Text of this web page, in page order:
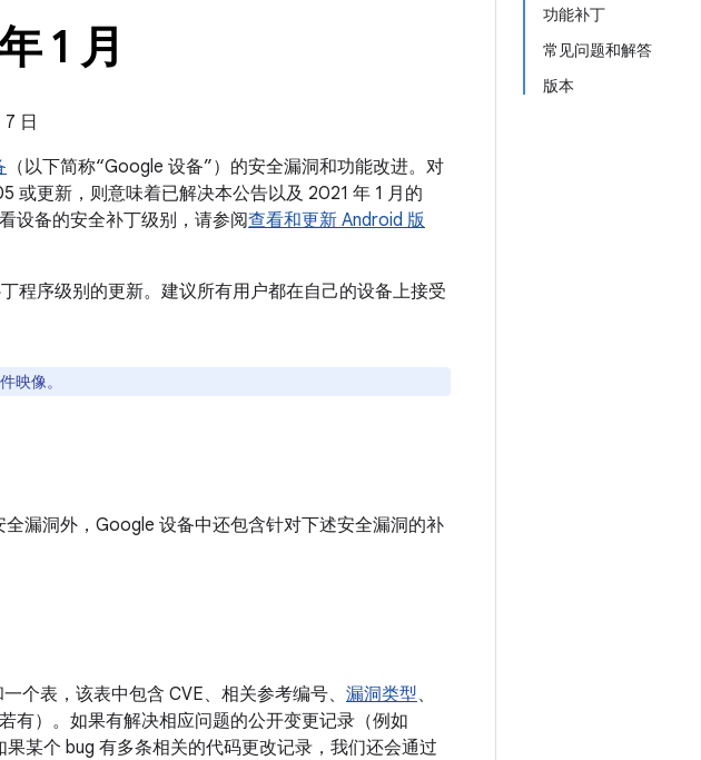
功能补丁
常见问题和解答
版本
1 月
日
（以下简称“Google 设备”）的安全漏洞和功能改进。对
更新，则意味着已解决本公告以及 2021 年 1 月的
设备的安全补丁级别，请参阅查看和更新 Android 版
程序级别的更新。建议所有用户都在自己的设备上接受
映像。
漏洞外，Google 设备中还包含针对下述安全漏洞的补
个表，该表中包含 CVE、相关参考编号、 漏洞类型、
有）。如果有解决相应问题的公开变更记录（例如
某个 bug 有多条相关的代码更改记录，我们还会通过